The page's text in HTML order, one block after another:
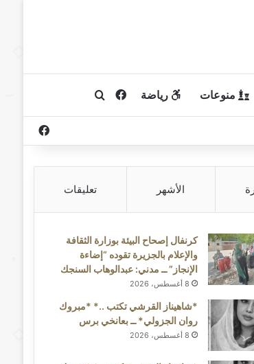
منوعات رياضة فيسبوكبحث عن
الأشهر تعليقات
كرنفال إصحاح البيئة بوزارة الثقافة
والإعلام بالجزيرة تقوده “إضاءة
الإنجاز” ــ مدني: عبدالوهاب السنجك
8 أغسطس، 2026
*شاهيناز القرشي تكتب ..* *مبروك
روان الجزولي* ــ بعانخي برس
8 أغسطس، 2026